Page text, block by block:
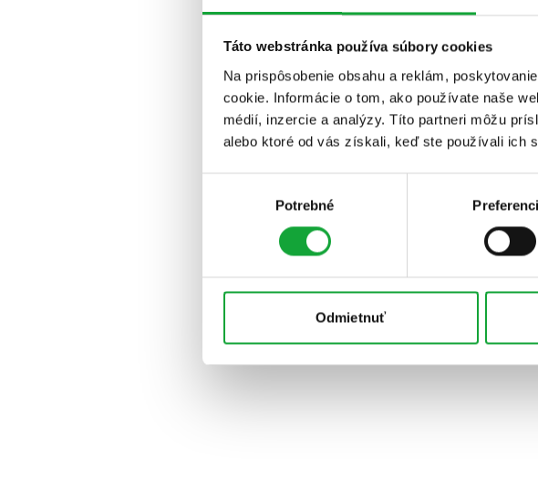
Táto webstránka používa súbory cookies
Na prispôsobenie obsahu a reklám,
cookie. Informácie o tom, ako používate naše
médií, inzercie a analýzy. Títo partneri môžu
alebo ktoré od vás získali, keď ste používali ich
Potrebné
Odmietnuť